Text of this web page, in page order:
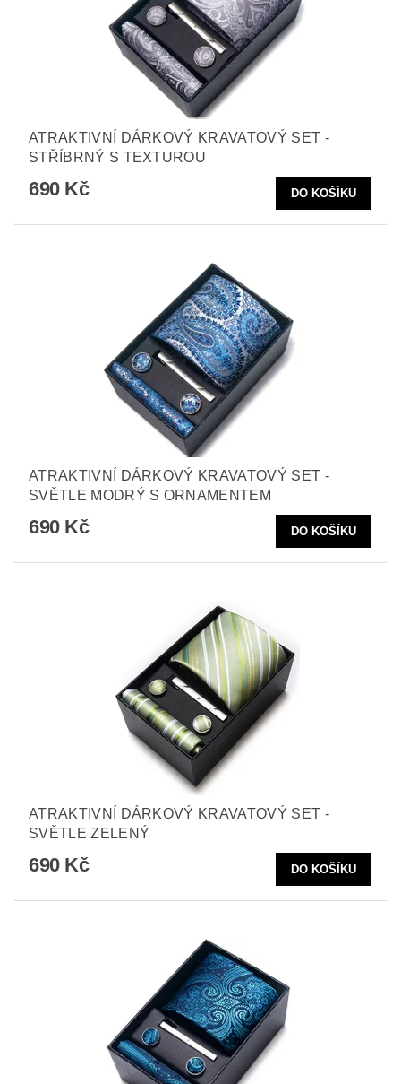
ATRAKTIVNÍ DÁRKOVÝ KRAVATOVÝ SET -
STŘÍBRNÝ S TEXTUROU
690 Kč
ATRAKTIVNÍ DÁRKOVÝ KRAVATOVÝ SET -
SVĚTLE MODRÝ S ORNAMENTEM
690 Kč
ATRAKTIVNÍ DÁRKOVÝ KRAVATOVÝ SET -
SVĚTLE ZELENÝ
690 Kč